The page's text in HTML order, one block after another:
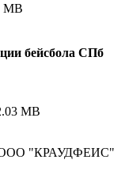
MB
бейсбола СПб
MB
ООО "КРАУДФЕИС"